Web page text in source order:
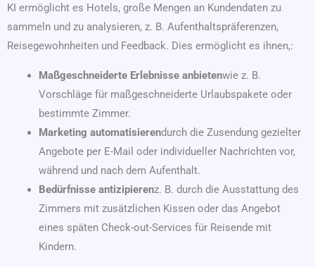
KI ermöglicht es Hotels, große Mengen an Kundendaten zu
sammeln und zu analysieren, z. B. Aufenthaltspräferenzen,
Reisegewohnheiten und Feedback. Dies ermöglicht es ihnen,:
Maßgeschneiderte Erlebnisse anbietenwie z. B.
Vorschläge für maßgeschneiderte Urlaubspakete oder
bestimmte Zimmer.
Marketing automatisierendurch die Zusendung gezielter
Angebote per E-Mail oder individueller Nachrichten vor,
während und nach dem Aufenthalt.
Bedürfnisse antizipierenz. B. durch die Ausstattung des
Zimmers mit zusätzlichen Kissen oder das Angebot
eines späten Check-out-Services für Reisende mit
Kindern.